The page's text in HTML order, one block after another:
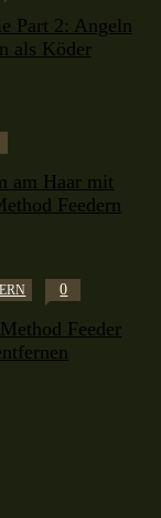
Part 2: Angeln
als Köder
am Haar mit
Feedern
0
Feeder